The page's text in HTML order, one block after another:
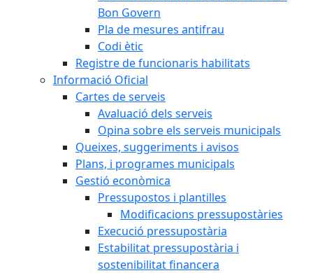
Bon Govern
Pla de mesures antifrau
Codi ètic
Registre de funcionaris habilitats
Informació Oficial
Cartes de serveis
Avaluació dels serveis
Opina sobre els serveis municipals
Queixes, suggeriments i avisos
Plans, i programes municipals
Gestió econòmica
Pressupostos i plantilles
Modificacions pressupostàries
Execució pressupostària
Estabilitat pressupostària i
sostenibilitat financera